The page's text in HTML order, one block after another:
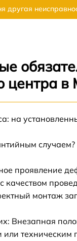
другая
центра в
на
случаем?
проявление
качеством
монтаж
Внезапная
или